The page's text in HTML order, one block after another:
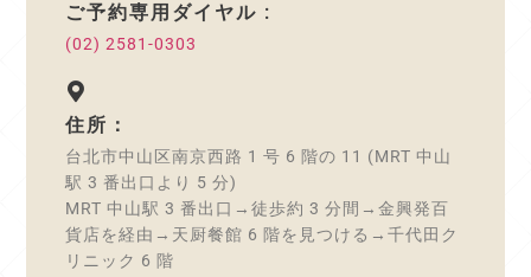
ご予約専用ダイヤル :
(02) 2581-0303
住所：
台北市中山区南京西路 1 号 6 階の 11 (MRT 中山
駅 3 番出口より 5 分)
MRT 中山駅 3 番出口→徒歩約 3 分間→金興発百
貨店を経由→天厨餐館 6 階を見つける→千代田ク
リニック 6 階